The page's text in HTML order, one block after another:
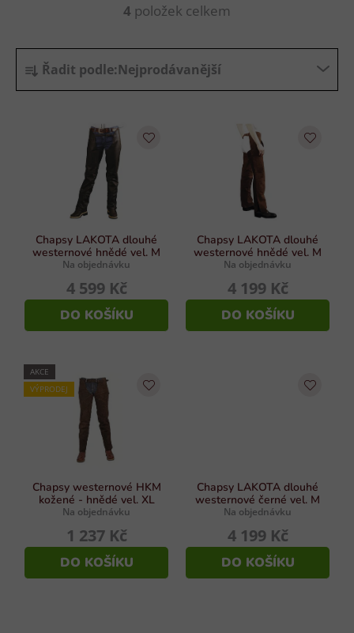
Ř
a
z
ů
Řadit podle:Nejprodávanější
Chapsy LAKOTA dlouhé
westernové hnědé vel. M
Na objednávku
4 599 Kč
DO KOŠÍKU
Chapsy LAKOTA dlouhé
westernové hnědé vel. M
Na objednávku
4 199 Kč
DO KOŠÍKU
AKCE
VÝPRODEJ
Chapsy westernové HKM
kožené - hnědé vel. XL
Na objednávku
1 237 Kč
DO KOŠÍKU
Chapsy LAKOTA dlouhé
westernové černé vel. M
Na objednávku
4 199 Kč
DO KOŠÍKU
O
l
á
d
4 položek celkem